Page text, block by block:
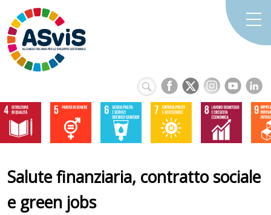
Salute finanziaria, contratto sociale
e green jobs